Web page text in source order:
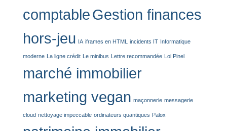
comptableGestion finances
hors-jeu
IA iframes en HTML incidents IT Informatique
moderne La ligne crédit Le minibus Lettre recommandée Loi Pinel
marché immobilier
marketing vegan maçonnerie messagerie
cloud nettoyage impeccable ordinateurs quantiques Palox